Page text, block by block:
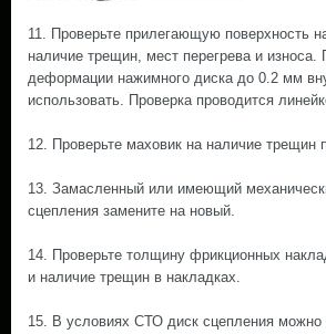
11. Проверьте прилегающую поверхность
наличие трещин, мест перегрева и износа.
деформации нажимного диска до 0.2 мм
использовать. Проверка проводится
12. Проверьте маховик на наличие трещин
13. Замасленный или имеющий
сцепления замените на новый.
14. Проверьте толщину фрикционных
и наличие трещин в накладках.
15. В условиях СТО диск сцепления можно